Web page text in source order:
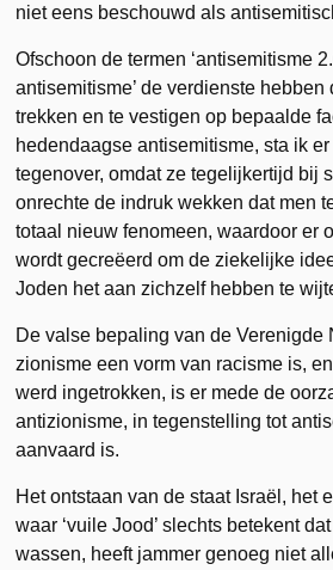
niet eens beschouwd als
Ofschoon de termen ‘antisemitisme
antisemitisme’ de verdienste hebben
trekken en te vestigen op bepaalde
hedendaagse antisemitisme, sta ik
tegenover, omdat ze tegelijkertijd bij
onrechte de indruk wekken dat men
totaal nieuw fenomeen, waardoor er
wordt gecreëerd om de ziekelijke
Joden het aan zichzelf hebben te
De valse bepaling van de Verenigde
zionisme een vorm van racisme is,
werd ingetrokken, is er mede de
antizionisme, in tegenstelling tot
aanvaard is.
Het ontstaan van de staat Israël, het
waar ‘vuile Jood’ slechts betekent
wassen, heeft jammer genoeg niet